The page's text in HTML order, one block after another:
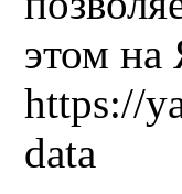
этом на
https://
data